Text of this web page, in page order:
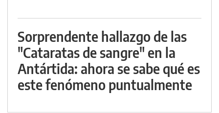
Sorprendente hallazgo de las
"Cataratas de sangre" en la
Antártida: ahora se sabe qué es
este fenómeno puntualmente